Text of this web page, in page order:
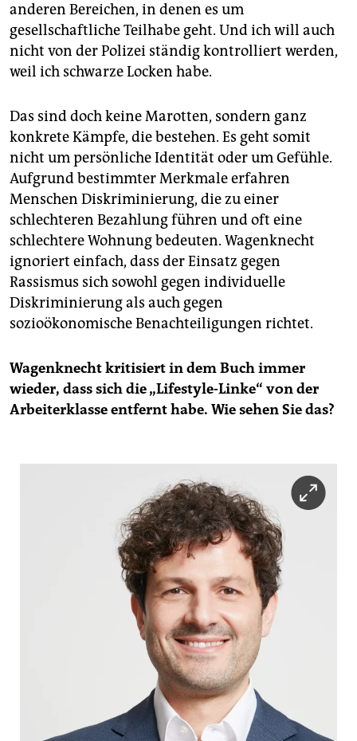
anderen Bereichen, in denen es um
gesellschaftliche Teilhabe geht. Und ich will auch
nicht von der Polizei ständig kontrolliert werden,
weil ich schwarze Locken habe.
Das sind doch keine Marotten, sondern ganz
konkrete Kämpfe, die bestehen. Es geht somit
nicht um persönliche Identität oder um Gefühle.
Aufgrund bestimmter Merkmale erfahren
Menschen Diskriminierung, die zu einer
schlechteren Bezahlung führen und oft eine
schlechtere Wohnung bedeuten. Wagenknecht
ignoriert einfach, dass der Einsatz gegen
Rassismus sich sowohl gegen individuelle
Diskriminierung als auch gegen
sozioökonomische Benachteiligungen richtet.
Wagenknecht kritisiert in dem Buch immer
wieder, dass sich die „Lifestyle-Linke“ von der
Arbeiterklasse entfernt habe. Wie sehen Sie das?